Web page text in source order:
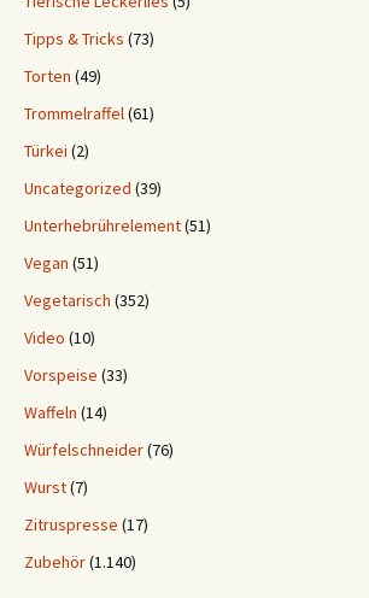
Tipps & Tricks (73)
Torten (49)
Trommelraffel(61)
Türkei (2)
Uncategorized (39)
Unterhebrührelement(51)
Vegan (51)
Vegetarisch (352)
Video (10)
Vorspeise (33)
Waffeln (14)
Würfelschneider(76)
Wurst(7)
Zitruspresse (17)
Zubehör(1.140)